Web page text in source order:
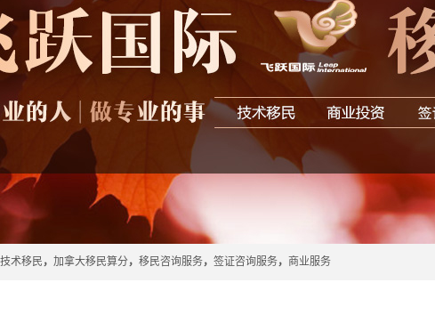
术移民 ， 加拿大移民算分， 移民咨询服务， 签证咨询服务， 商业服务